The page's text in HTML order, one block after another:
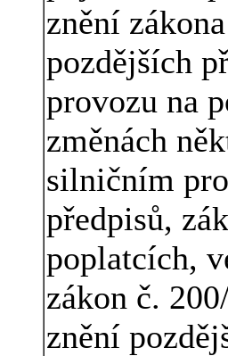
znění
pozdějších
provozu na
změnách
silničním
předpisů,
poplatcích,
zákon č.
znění